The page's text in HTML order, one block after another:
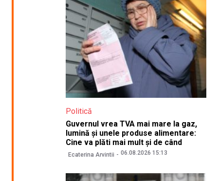
Politică
Guvernul vrea TVA mai mare la gaz,
lumină și unele produse alimentare:
Cine va plăti mai mult și de când
Ecaterina Arvintii 06.08.2026 15:13